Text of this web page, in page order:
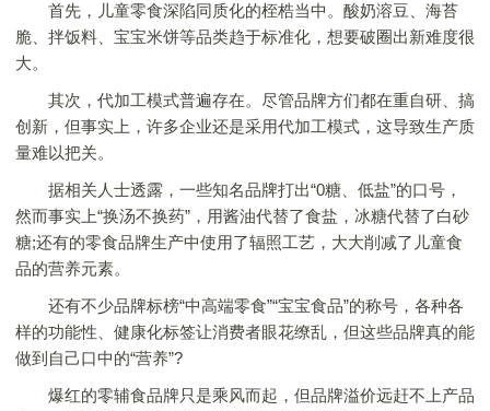
首先，儿童零食深陷同质化的桎梏当中。酸奶溶豆、海苔
脆、拌饭料、宝宝米饼等品类趋于标准化，想要破圈出新难度很
大。
其次，代加工模式普遍存在。尽管品牌方们都在重自研、搞
创新，但事实上，许多企业还是采用代加工模式，这导致生产质
量难以把关。
据相关人士透露，一些知名品牌打出“0糖、低盐”的口号，
然而事实上“换汤不换药”，用酱油代替了食盐，冰糖代替了白砂
糖;还有的零食品牌生产中使用了辐照工艺，大大削减了儿童食
品的营养元素。
还有不少品牌标榜“中高端零食”“宝宝食品”的称号，各种各
样的功能性、健康化标签让消费者眼花缭乱，但这些品牌真的能
做到自己口中的“营养”?
爆红的零辅食品牌只是乘风而起，但品牌溢价远赶不上产品